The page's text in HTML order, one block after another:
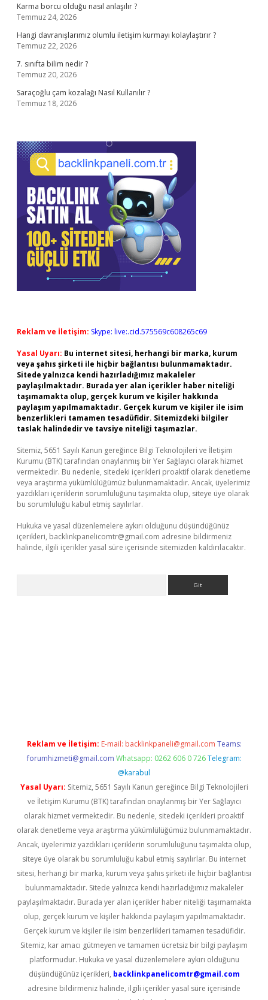
Karma borcu olduğu nasıl anlaşılır ?
Temmuz 24, 2026
Hangi davranışlarımız olumlu iletişim kurmayı kolaylaştırır ?
Temmuz 22, 2026
7. sınıfta bilim nedir ?
Temmuz 20, 2026
Saraçoğlu çam kozalağı Nasıl Kullanılır ?
Temmuz 18, 2026
Reklam ve İletişim: Skype: live:.cid.575569c608265c69
Yasal Uyarı: Bu internet sitesi, herhangi bir marka, kurum
veya şahıs şirketi ile hiçbir bağlantısı bulunmamaktadır.
Sitede yalnızca kendi hazırladığımız makaleler
paylaşılmaktadır. Burada yer alan içerikler haber niteliği
taşımamakta olup, gerçek kurum ve kişiler hakkında
paylaşım yapılmamaktadır. Gerçek kurum ve kişiler ile isim
benzerlikleri tamamen tesadüfidir. Sitemizdeki bilgiler
taslak halindedir ve tavsiye niteliği taşımazlar.
Sitemiz, 5651 Sayılı Kanun gereğince Bilgi Teknolojileri ve İletişim
Kurumu (BTK) tarafından onaylanmış bir Yer Sağlayıcı olarak hizmet
vermektedir. Bu nedenle, sitedeki içerikleri proaktif olarak denetleme
veya araştırma yükümlülüğümüz bulunmamaktadır. Ancak, üyelerimiz
yazdıkları içeriklerin sorumluluğunu taşımakta olup, siteye üye olarak
bu sorumluluğu kabul etmiş sayılırlar.
Hukuka ve yasal düzenlemelere aykırı olduğunu düşündüğünüz
içerikleri, backlinkpanelicomtr@gmail.com adresine bildirmeniz
halinde, ilgili içerikler yasal süre içerisinde sitemizden kaldırılacaktır.
Reklam ve İletişim: E-mail: backlinkpaneli@gmail.com Teams:
forumhizmeti@gmail.com Whatsapp: 0262 606 0 726 Telegram:
@karabul
Yasal Uyarı: Sitemiz, 5651 Sayılı Kanun gereğince Bilgi Teknolojileri
ve İletişim Kurumu (BTK) tarafından onaylanmış bir Yer Sağlayıcı
olarak hizmet vermektedir. Bu nedenle, sitedeki içerikleri proaktif
olarak denetleme veya araştırma yükümlülüğümüz bulunmamaktadır.
Ancak, üyelerimiz yazdıkları içeriklerin sorumluluğunu taşımakta olup,
siteye üye olarak bu sorumluluğu kabul etmiş sayılırlar. Bu internet
sitesi, herhangi bir marka, kurum veya şahıs şirketi ile hiçbir bağlantısı
bulunmamaktadır. Sitede yalnızca kendi hazırladığımız makaleler
paylaşılmaktadır. Burada yer alan içerikler haber niteliği taşımamakta
olup, gerçek kurum ve kişiler hakkında paylaşım yapılmamaktadır.
Gerçek kurum ve kişiler ile isim benzerlikleri tamamen tesadüfidir.
Sitemiz, kar amacı gütmeyen ve tamamen ücretsiz bir bilgi paylaşım
platformudur. Hukuka ve yasal düzenlemelere aykırı olduğunu
düşündüğünüz içerikleri, backlinkpanelicomtr@gmail.com
adresine bildirmeniz halinde, ilgili içerikler yasal süre içerisinde